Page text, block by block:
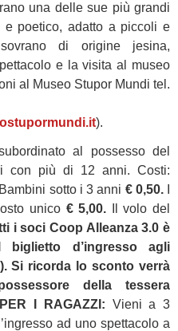
una delle sue più grandi
e poetico, adatto a piccoli e
di origine jesina,
e la visita al museo
al Museo Stupor Mundi tel.
).
al possesso del
con più di 12 anni. Costi:
sotto i 3 anni € 0,50.
unico € 5,00.
Il volo del
i soci Coop Alleanza 3.0 è
d’ingresso agli
Si ricorda lo sconto verrà
della tessera
I RAGAZZI: Vieni a 3
ad uno spettacolo a